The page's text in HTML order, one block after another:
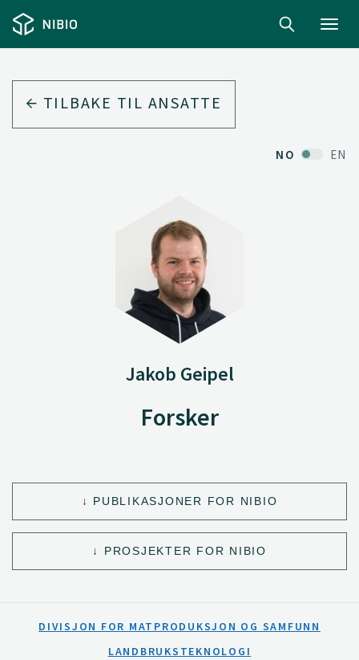
TILBAKE TIL ANSATTE
NO EN
Jakob Geipel
Forsker
PUBLIKASJONER FOR NIBIO
PROSJEKTER FOR NIBIO
DIVISJON FOR MATPRODUKSJON OG SAMFUNN
LANDBRUKSTEKNOLOGI